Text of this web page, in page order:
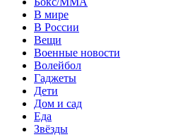
В мире
В России
Вещи
Военные новости
Волейбол
Гаджеты
Дети
Дом и сад
Еда
Звёзды